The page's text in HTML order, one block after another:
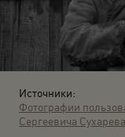
Источники:
Фотографии
Сергеевича Сухарева